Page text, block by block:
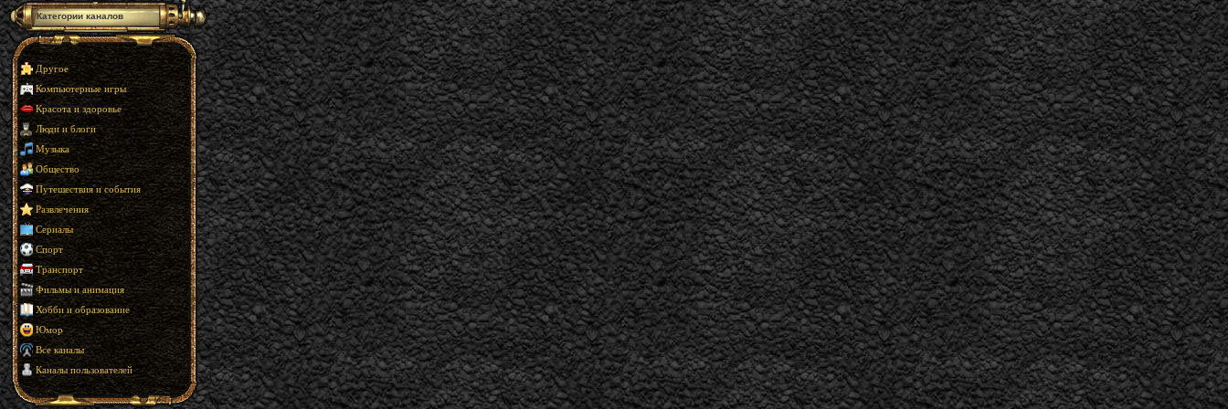
Категории каналов
Другое
Компьютерные игры
Красота и здоровье
Люди и блоги
Музыка
Общество
Путешествия и события
Развлечения
Сериалы
Спорт
Транспорт
Фильмы и анимация
Хобби и образование
Юмор
Все каналы
Каналы пользователей